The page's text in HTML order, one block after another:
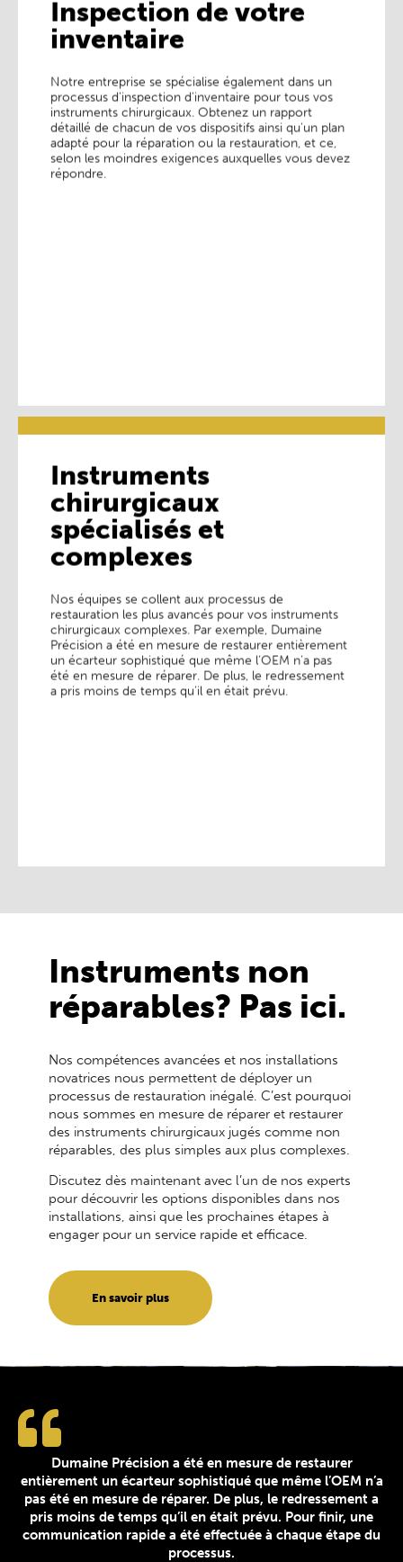
Inspection de votre
inventaire
Notre entreprise se spécialise également dans un
processus d'inspection d'inventaire pour tous vos
instruments chirurgicaux. Obtenez un rapport
détaillé de chacun de vos dispositifs ainsi qu'un plan
adapté pour la réparation ou la restauration, et ce,
selon les moindres exigences auxquelles vous devez
répondre.
Inspection de votre
Notre entreprise se spécialise également dans un
processus d'inspection d'inventaire pour tous vos
instruments chirurgicaux. Obtenez un rapport
détaillé de chacun de vos dispositifs ainsi qu'un plan
adapté pour la réparation ou la restauration, et ce,
selon les moindres exigences auxquelles vous devez
Instruments
chirurgicaux
spécialisés et
complexes
Nos équipes se collent aux processus de
restauration les plus avancés pour vos instruments
chirurgicaux complexes. Par exemple, Dumaine
Précision a été en mesure de restaurer entièrement
un écarteur sophistiqué que même l’OEM n’a pas
été en mesure de réparer. De plus, le redressement
a pris moins de temps qu’il en était prévu.
Instruments
chirurgicaux
spécialisés et
Nos équipes se collent aux processus de
restauration les plus avancés pour vos instruments
chirurgicaux complexes. Par exemple, Dumaine
Précision a été en mesure de restaurer entièrement
un écarteur sophistiqué que même l’OEM n’a pas
été en mesure de réparer. De plus, le redressement
a pris moins de temps qu’il en était prévu.
Instruments non
réparables? Pas ici.
Nos compétences avancées et nos installations
novatrices nous permettent de déployer un
processus de restauration inégalé. C’est pourquoi
nous sommes en mesure de réparer et restaurer
des instruments chirurgicaux jugés comme non
réparables, des plus simples aux plus complexes.
Discutez dès maintenant avec l’un de nos experts
pour découvrir les options disponibles dans nos
installations, ainsi que les prochaines étapes à
engager pour un service rapide et efficace.
En savoir plus
Dumaine Précision a été en mesure de restaurer
entièrement un écarteur sophistiqué que même l’OEM n’a
pas été en mesure de réparer. De plus, le redressement a
pris moins de temps qu’il en était prévu. Pour finir, une
communication rapide a été effectuée à chaque étape du
processus.